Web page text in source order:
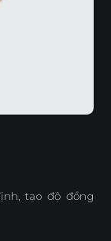
tạo độ đồng